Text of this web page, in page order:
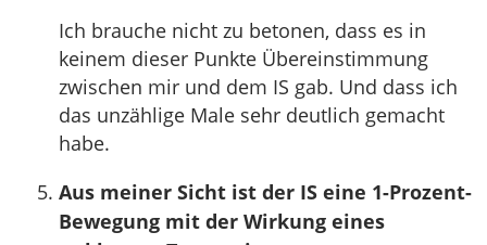
Ich brauche nicht zu betonen, dass es in
keinem dieser Punkte Übereinstimmung
zwischen mir und dem IS gab. Und dass ich
das unzählige Male sehr deutlich gemacht
habe.
Aus meiner Sicht ist der IS eine 1-Prozent-
Bewegung mit der Wirkung eines